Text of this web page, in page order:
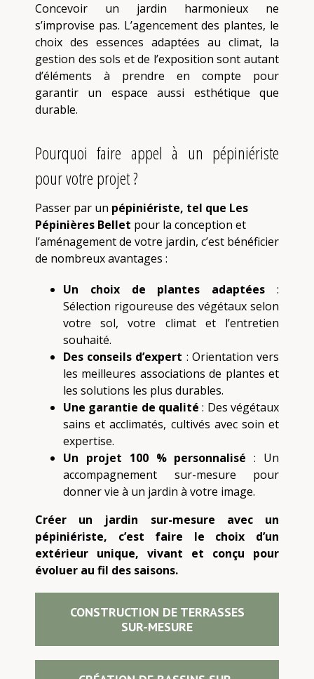
Concevoir un jardin harmonieux ne
s’improvise pas. L’agencement des plantes, le
choix des essences adaptées au climat, la
gestion des sols et de l’exposition sont autant
d’éléments à prendre en compte pour
garantir un espace aussi esthétique que
durable.
Pourquoi faire appel à un pépiniériste
pour votre projet ?
Passer par un pépiniériste, tel que Les
Pépinières Bellet pour la conception et
l’aménagement de votre jardin, c’est bénéficier
de nombreux avantages :
Un choix de plantes adaptées :
Sélection rigoureuse des végétaux selon
votre sol, votre climat et l’entretien
souhaité.
Des conseils d’expert : Orientation vers
les meilleures associations de plantes et
les solutions les plus durables.
Une garantie de qualité : Des végétaux
sains et acclimatés, cultivés avec soin et
expertise.
Un projet 100 % personnalisé : Un
accompagnement sur-mesure pour
donner vie à un jardin à votre image.
Créer un jardin sur-mesure avec un
pépiniériste, c’est faire le choix d’un
extérieur unique, vivant et conçu pour
évoluer au fil des saisons.
CONSTRUCTION DE TERRASSES
SUR-MESURE